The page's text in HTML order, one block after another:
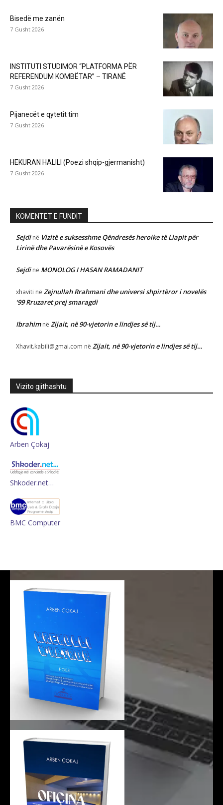
Bisedë me zanën
7 Gusht 2026
INSTITUTI STUDIMOR “PLATFORMA PËR
REFERENDUM KOMBËTAR” – TIRANË
7 Gusht 2026
Pijanecët e qytetit tim
7 Gusht 2026
HEKURAN HALILI (Poezi shqip-gjermanisht)
7 Gusht 2026
KOMENTET E FUNDIT
Sejdinë Vizitë e suksesshme Qëndresës heroike të Llapit për
Lirinë dhe Pavarësinë e Kosovës
Sejdinë MONOLOG I HASAN RAMADANIT
xhaviti në Zejnullah Rrahmani dhe universi shpirtëror i novelës
‘99 Rruzaret prej smaragdi
Ibrahimnë Zijait, në 90-vjetorin e lindjes së tij…
Xhavit.kabili@gmai.com në Zijait, në 90-vjetorin e lindjes së tij…
Vizito gjithashtu
Arben Çokaj
Shkoder.net…
BMC Computer